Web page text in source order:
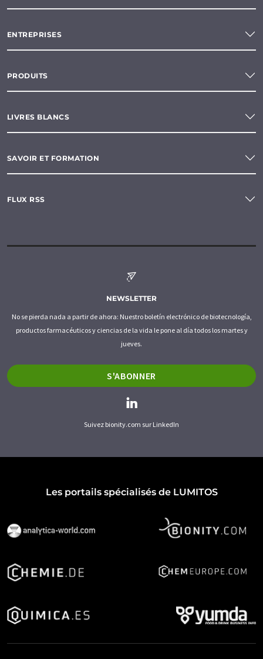
ENTREPRISES
PRODUITS
LIVRES BLANCS
SAVOIR ET FORMATION
FLUX RSS
NEWSLETTER
No se pierda nada a partir de ahora: Nuestro boletín electrónico de biotecnología,
productos farmacéuticos y ciencias de la vida le pone al día todos los martes y
jueves.
S'ABONNER
Suivez bionity.com sur LinkedIn
Les portails spécialisés de LUMITOS